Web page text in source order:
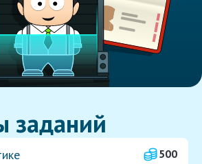
заданий
500